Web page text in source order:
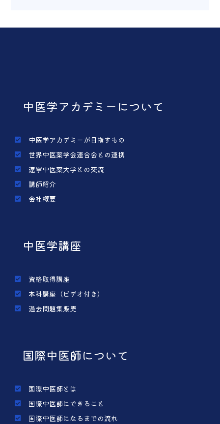
中医学アカデミーについて
中医学アカデミーが目指すもの
世界中医薬学会連合会との連携
遼寧中医薬大学との交流
講師紹介
会社概要
中医学講座
資格取得講座
本科講座（ビデオ付き）
過去問題集販売
国際中医師について
国際中医師とは
国際中医師にできること
国際中医師になるまでの流れ